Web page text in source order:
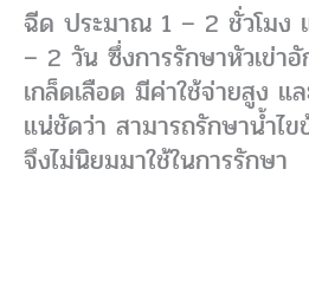
ฉีด ประมาณ 1 – 2 ชั่วโมง
– 2 วัน ซึ่งการรักษาหัวเข่า
เกล็ดเลือด มีค่าใช้จ่ายสูง แ
แน่ชัดว่า สามารถรักษาน้ำไ
จึงไม่นิยมมาใช้ในการรักษา